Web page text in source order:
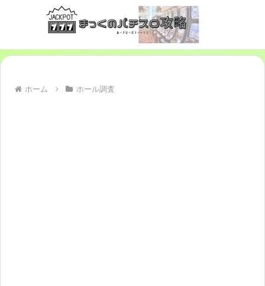
ホーム ホール調査